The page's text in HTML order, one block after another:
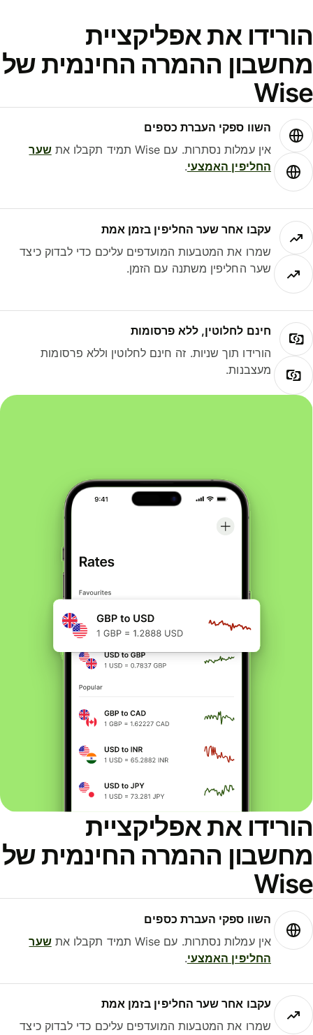
את אפליקציית
ההמרה החינמית של
השוו ספקי העברת כספים
אין עמלות נסתרות. עם Wise תמיד תקבלו את
שער
החליפין האמצעי.
עקבו אחר שער החליפין בזמן אמת
שמרו את המטבעות המועדפים עליכם כדי לבדוק כיצד
שער החליפין משתנה עם הזמן.
חינם לחלוטין, ללא פרסומות
הורידו תוך שניות. זה חינם לחלוטין וללא פרסומות
מעצבנות.
את אפליקציית
ההמרה החינמית של
השוו ספקי העברת כספים
אין עמלות נסתרות. עם Wise תמיד תקבלו את
שער
החליפין האמצעי.
עקבו אחר שער החליפין בזמן אמת
שמרו את המטבעות המועדפים עליכם כדי לבדוק כיצד